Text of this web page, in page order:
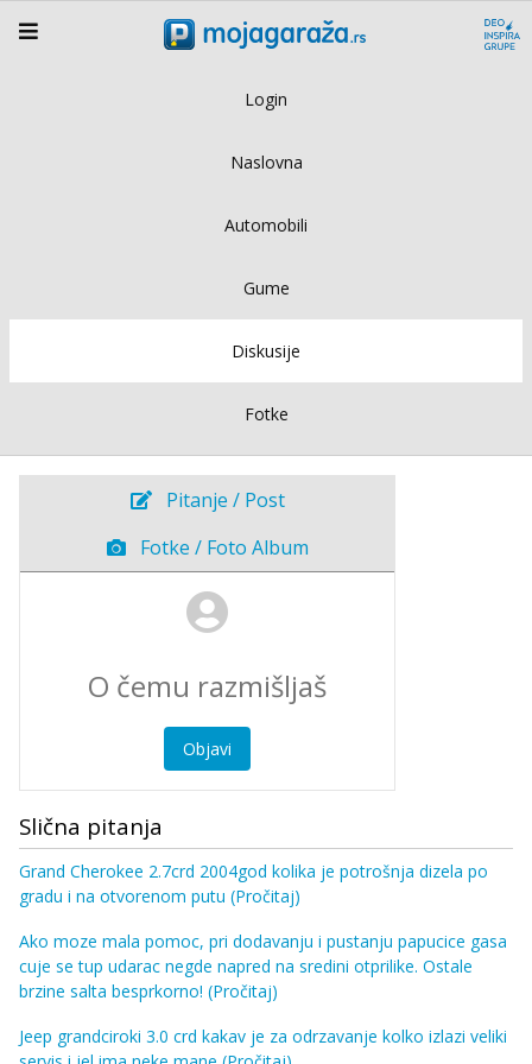
Login
Naslovna
Automobili
Gume
Diskusije
Fotke
Pitanje / Post
Fotke / Foto Album
Objavi
Slična pitanja
Grand Cherokee 2.7crd 2004god kolika je potrošnja dizela po
gradu i na otvorenom putu (Pročitaj)
Ako moze mala pomoc, pri dodavanju i pustanju papucice gasa
cuje se tup udarac negde napred na sredini otprilike. Ostale
brzine salta besprkorno! (Pročitaj)
Jeep grandciroki 3.0 crd kakav je za odrzavanje kolko izlazi veliki